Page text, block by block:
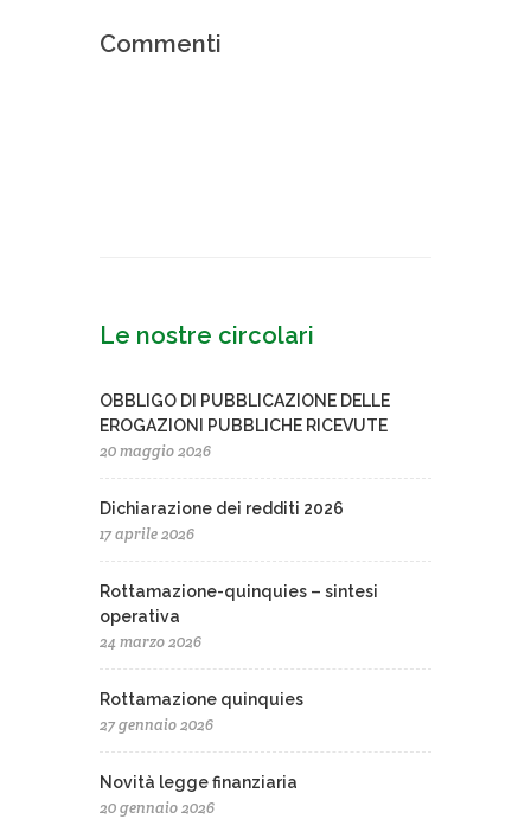
Commenti
Le nostre circolari
OBBLIGO DI PUBBLICAZIONE DELLE
EROGAZIONI PUBBLICHE RICEVUTE
20 maggio 2026
Dichiarazione dei redditi 2026
17 aprile 2026
Rottamazione-quinquies – sintesi
operativa
24 marzo 2026
Rottamazione quinquies
27 gennaio 2026
Novità legge finanziaria
20 gennaio 2026